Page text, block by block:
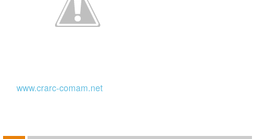
www.crarc-comam.net